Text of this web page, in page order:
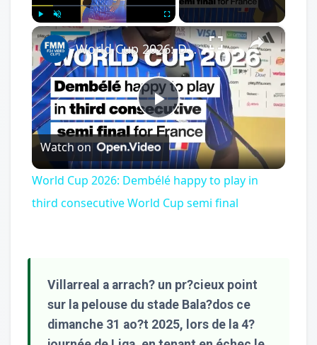
Play Unmute Fullscreen ×
Play
Video
World Cup 2026: Dembélé happy to play in third consecutive World Cup semi final
Watch on
World Cup 2026: Dembélé happy to play in
third consecutive World Cup semi final
Villarreal a arrach? un pr?cieux point
sur la pelouse du stade Bala?dos ce
dimanche 31 ao?t 2025, lors de la 4?